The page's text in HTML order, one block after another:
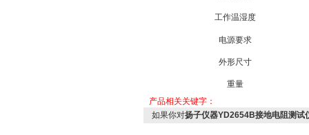
工作温湿度
电源要求
外形尺寸
重量
产品相关关键字：
如果你对扬子仪器YD2654B接地电阻测试